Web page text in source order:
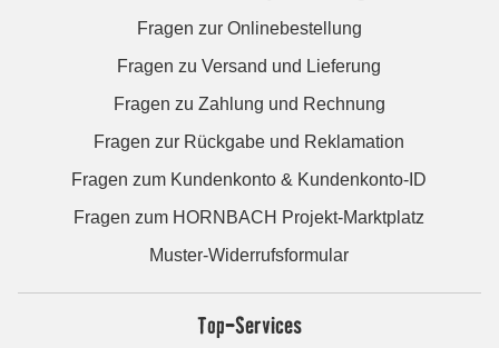
Fragen zur Onlinebestellung
Fragen zu Versand und Lieferung
Fragen zu Zahlung und Rechnung
Fragen zur Rückgabe und Reklamation
Fragen zum Kundenkonto & Kundenkonto-ID
Fragen zum HORNBACH Projekt-Marktplatz
Muster-Widerrufsformular
Top-Services